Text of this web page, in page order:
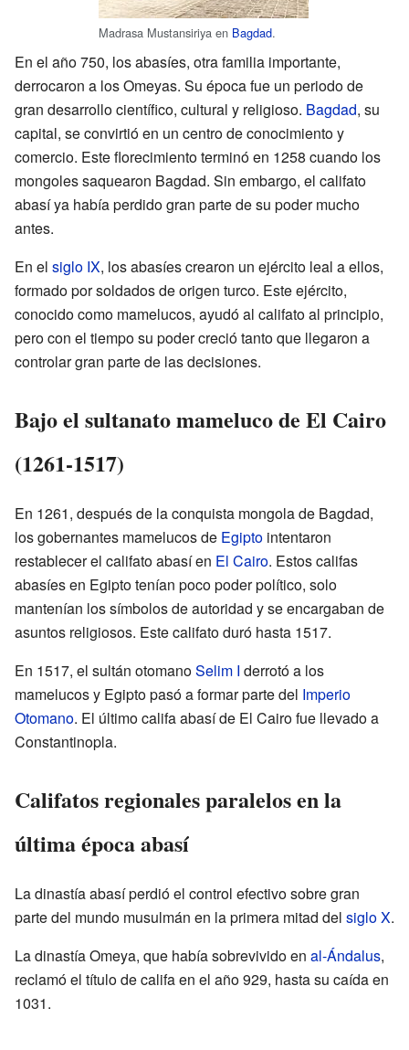
Madrasa Mustansiriya en Bagdad.
En el año 750, los abasíes, otra familia importante,
derrocaron a los Omeyas. Su época fue un periodo de
gran desarrollo científico, cultural y religioso. Bagdad, su
capital, se convirtió en un centro de conocimiento y
comercio. Este florecimiento terminó en 1258 cuando los
mongoles saquearon Bagdad. Sin embargo, el califato
abasí ya había perdido gran parte de su poder mucho
antes.
En el siglo IX, los abasíes crearon un ejército leal a ellos,
formado por soldados de origen turco. Este ejército,
conocido como mamelucos, ayudó al califato al principio,
pero con el tiempo su poder creció tanto que llegaron a
controlar gran parte de las decisiones.
Bajo el sultanato mameluco de El Cairo
(1261-1517)
En 1261, después de la conquista mongola de Bagdad,
los gobernantes mamelucos de Egipto intentaron
restablecer el califato abasí en El Cairo. Estos califas
abasíes en Egipto tenían poco poder político, solo
mantenían los símbolos de autoridad y se encargaban de
asuntos religiosos. Este califato duró hasta 1517.
En 1517, el sultán otomanoSelim I derrotó a los
mamelucos y Egipto pasó a formar parte del Imperio
Otomano. El último califa abasí de El Cairo fue llevado a
Constantinopla.
Califatos regionales paralelos en la
última época abasí
La dinastía abasí perdió el control efectivo sobre gran
parte del mundo musulmán en la primera mitad del siglo X.
La dinastía Omeya, que había sobrevivido en al-Ándalus,
reclamó el título de califa en el año 929, hasta su caída en
1031.